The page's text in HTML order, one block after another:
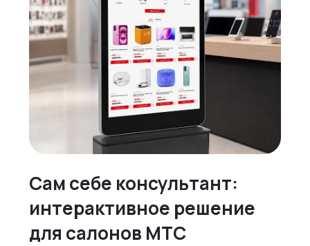
Сам себе консультант:
интерактивное решение
для салонов МТС